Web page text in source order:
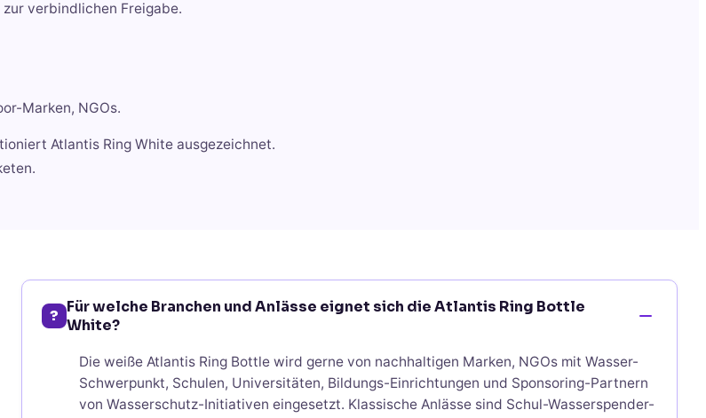
verbindlichen Freigabe.
Marken, NGOs.
Atlantis Ring White ausgezeichnet.
? Für welche Branchen und Anlässe eignet sich die Atlantis Ring Bottle
White?
Die weiße Atlantis Ring Bottle wird gerne von nachhaltigen Marken, NGOs mit Wasser-
Schwerpunkt, Schulen, Universitäten, Bildungs-Einrichtungen und Sponsoring-Partnern
von Wasserschutz-Initiativen eingesetzt. Klassische Anlässe sind Schul-Wasserspender-